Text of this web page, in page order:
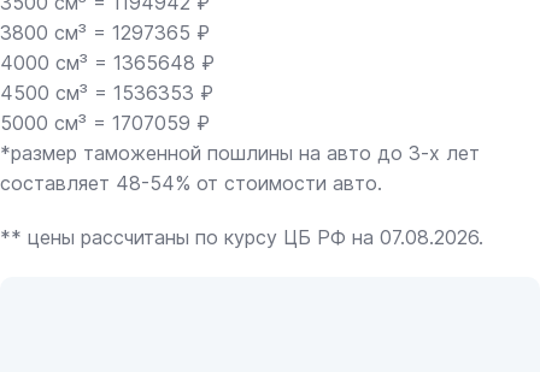
3800 см³ = 1297365 ₽
4000 см³ = 1365648 ₽
4500 см³ = 1536353 ₽
5000 см³ = 1707059 ₽
*размер таможенной пошлины на авто до 3-х лет
составляет 48-54% от стоимости авто.
** цены рассчитаны по курсу ЦБ РФ на 07.08.2026.